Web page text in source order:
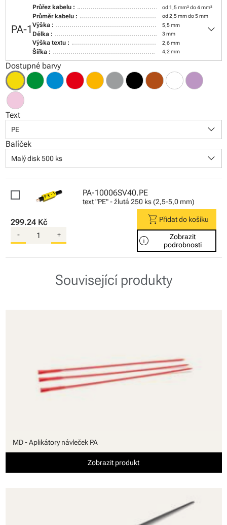
PA-1
Průřez kabelu : od 1,5 mm² do 4 mm²
Průměr kabelu : od 2,5 mm do 5 mm
Výška : 5,5 mm
Délka : 3 mm
Výška textu : 2,6 mm
Šířka : 4,2 mm
keyboard_arrow_down
Dostupné barvy
Text
PE keyboard_arrow_down
Balíček
Malý disk 500 ks keyboard_arrow_down
PA-10006SV40.PE
text "PE" - žlutá 250 ks (2,5-5,0 mm)
299.24 Kč
- +
shopping_cart Přidat do košíku
info
Zobrazit
podrobnosti
Související produkty
MD - Aplikátory návleček PA
Zobrazit produkt